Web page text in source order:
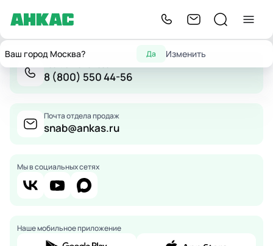
Ваш город Москва? Да Изменить
8 (800) 550 44-56
Почта отдела продаж
snab@ankas.ru
Мы в социальных сетях
Наше мобильное приложение